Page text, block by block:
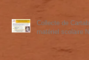
Collecte de
matériel scolaire